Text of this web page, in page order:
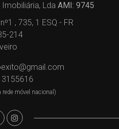
Lda AMI: 9745
, 735, 1 ESQ - FR
214
rede móvel nacional)